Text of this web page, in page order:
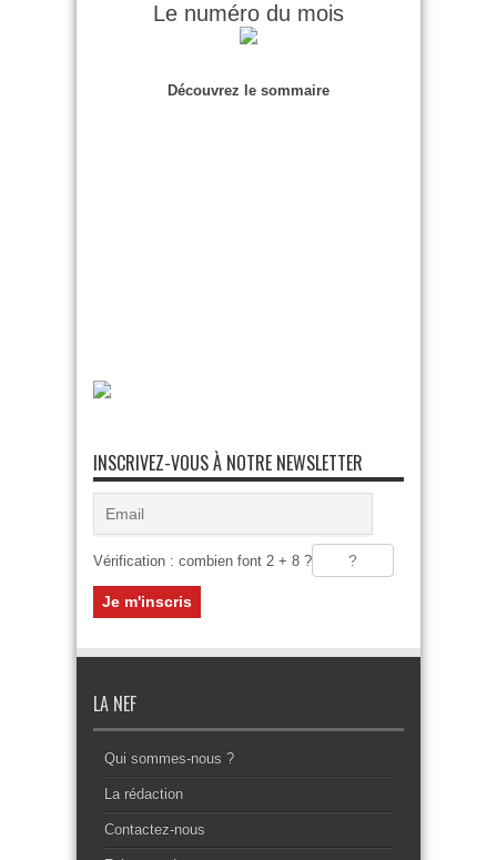
Le numéro du mois
Découvrez le sommaire
INSCRIVEZ-VOUS À NOTRE NEWSLETTER
Vérification : combien font 2 + 8 ?
LA NEF
Qui sommes-nous ?
La rédaction
Contactez-nous